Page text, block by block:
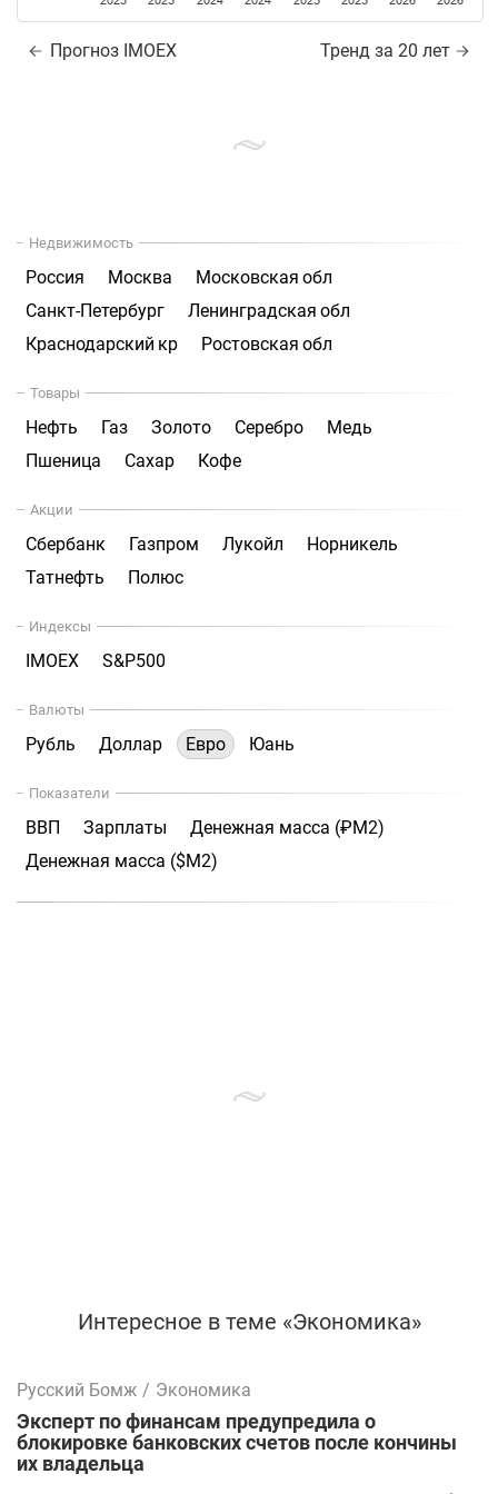
Прогноз IMOEX Тренд за 20 лет
Недвижимость
Россия Москва
Московская обл
Санкт-Петербург
Ленинградская обл
Краснодарский кр
Ростовская обл
Товары
Нефть Газ Золото Серебро
Медь
Пшеница
Сахар Кофе
Акции
Сбербанк Газпром Лукойл
Норникель
Татнефть
Полюс
Индексы
IMOEX S&P500
Валюты
Рубль Доллар Евро Юань
Показатели
ВВП Зарплаты
Денежная масса (₽М2)
Денежная масса ($М2)
Интересное в теме «Экономика»
Русский Бомж / Экономика
Эксперт по финансам предупредила о
блокировке банковских счетов после кончины
их владельца